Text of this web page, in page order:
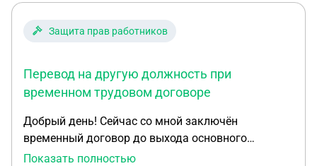
Защита прав работников
Перевод на другую должность при
временном трудовом договоре
Добрый день! Сейчас со мной заключён
временный договор до выхода основного
сотрудника из декрета. С 9 апреля я сама ухожу в
Показать полностью